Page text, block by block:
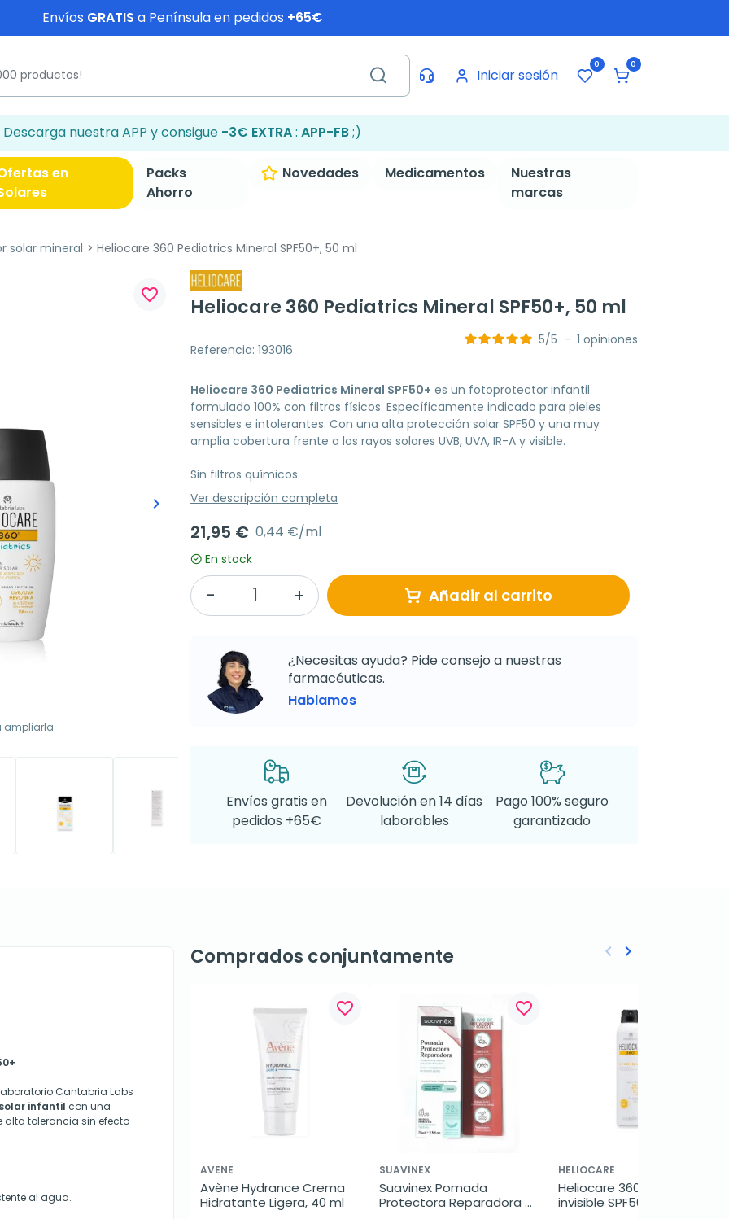
Envíos GRATIS a Península en pedidos +65€
Iniciar sesión
0 0
Descarga nuestra APP y consigue -3€ EXTRA: APP-FB;)
en
Packs
Ahorro
Novedades Medicamentos
Nuestras
marcas
solar mineral Heliocare 360 Pediatrics Mineral SPF50+, 50 ml
Siguiente
keyboard_arrow_right
ampliarla
favorite_border
Heliocare 360 Pediatrics Mineral SPF50+, 50 ml
Referencia: 193016
5/5 - 1 opiniones
Heliocare 360 Pediatrics Mineral SPF50+ es un fotoprotector infantil
formulado 100% con filtros físicos. Específicamente indicado para pieles
sensibles e intolerantes. Con una alta protección solar SPF50 y una muy
amplia cobertura frente a los rayos solares UVB, UVA, IR-A y visible.
Sin filtros químicos.
Ver descripción completa
21,95 € 0,44 €/ml
En stock
Añadir al carrito
¿Necesitas ayuda? Pide consejo a nuestras
farmacéuticas.
Hablamos
Envíos gratis en
pedidos +65€
Devolución en 14 días
laborables
Pago 100% seguro
garantizado
Cantabria Labs
infantil con una
alta tolerancia sin efecto
al agua.
Comprados conjuntamente
favorite_border
AVENE
Avène Hydrance Crema
Hidratante Ligera, 40 ml
favorite_border
SUAVINEX
Suavinex Pomada
Protectora Reparadora
HELIOCARE
Heliocare 360º spray
invisible SPF50+, 200 ml
Anterior
keyboard_arrow_left Siguiente
keyboard_arrow_right